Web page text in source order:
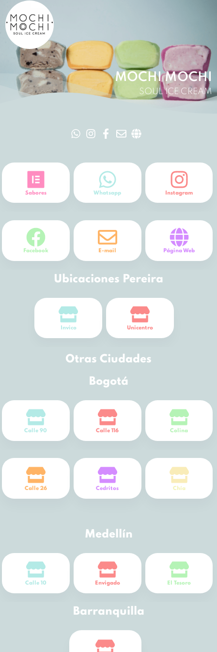
MOCHI MOCHI
SOUL ICE CREAM
Sabores Whatsapp Instagram
Facebook E-mail Página Web
Ubicaciones Pereira
Invico Unicentro
Otras Ciudades
Bogotá
Calle 90 Calle 116 Colina
Calle 26 Cedritos Chía
Medellín
Calle 10 Envigado El Tesoro
Barranquilla